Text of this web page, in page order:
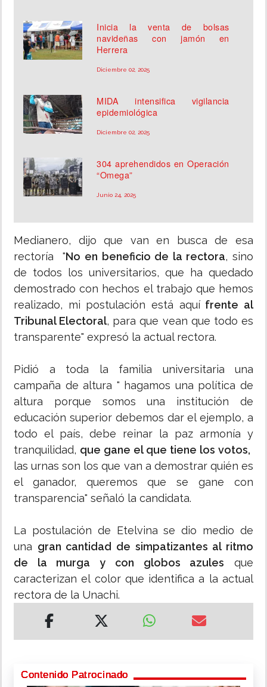
Inicia la venta de bolsas
navideñas con jamón en
Herrera
Diciembre 02, 2025
MIDA intensifica vigilancia
epidemiológica
Diciembre 02, 2025
304 aprehendidos en Operación
“Omega”
Junio 24, 2025
Medianero, dijo que van en busca de esa
rectoría "No en beneficio de la rectora, sino
de todos los universitarios, que ha quedado
demostrado con hechos el trabajo que hemos
realizado, mi postulación está aquífrente al
Tribunal Electoral, para que vean que todo es
transparente" expresó la actual rectora.
Pidió a toda la familia universitaria una
campaña de altura " hagamos una política de
altura porque somos una institución de
educación superior debemos dar el ejemplo, a
todo el país, debe reinar la paz armonía y
tranquilidad, que gane el que tiene los votos,
las urnas son los que van a demostrar quién es
el ganador, queremos que se gane con
transparencia" señaló la candidata.
La postulación de Etelvina se dio medio de
una gran cantidad de simpatizantes al ritmo
de la murga y con globos azules que
caracterizan el color que identifica a la actual
rectora de la Unachi.
Contenido Patrocinado